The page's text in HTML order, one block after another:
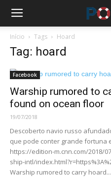
Início Tags Hoard
Tag: hoard
Facebook
Warship rumored to
found on ocean floor
19/07/2018
Descoberto navio russo
que pode conter grande fortuna
https://edition-m.cnn.com/2018/
ship-intl/
Warship rumored to carry hoard...